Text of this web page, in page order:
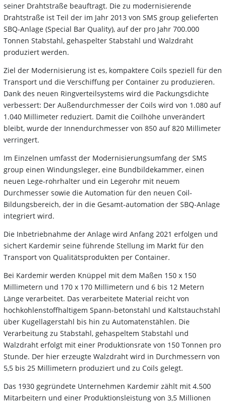
seiner Drahtstraße beauftragt. Die zu modernisierende
Drahtstraße ist Teil der im Jahr 2013 von SMS group gelieferten
SBQ-Anlage (Special Bar Quality), auf der pro Jahr 700.000
Tonnen Stabstahl, gehaspelter Stabstahl und Walzdraht
produziert werden.
Ziel der Modernisierung ist es, kompaktere Coils speziell für den
Transport und die Verschiffung per Container zu produzieren.
Dank des neuen Ringverteilsystems wird die Packungsdichte
verbessert: Der Außendurchmesser der Coils wird von 1.080 auf
1.040 Millimeter reduziert. Damit die Coilhöhe unverändert
bleibt, wurde der Innendurchmesser von 850 auf 820 Millimeter
verringert.
Im Einzelnen umfasst der Modernisierungsumfang der SMS
group einen Windungsleger, eine Bundbildekammer, einen
neuen Lege-rohrhalter und ein Legerohr mit neuem
Durchmesser sowie die Automation für den neuen Coil-
Bildungsbereich, der in die Gesamt-automation der SBQ-Anlage
integriert wird.
Die Inbetriebnahme der Anlage wird Anfang 2021 erfolgen und
sichert Kardemir seine führende Stellung im Markt für den
Transport von Qualitätsprodukten per Container.
Bei Kardemir werden Knüppel mit dem Maßen 150 x 150
Millimetern und 170 x 170 Millimetern und 6 bis 12 Metern
Länge verarbeitet. Das verarbeitete Material reicht von
hochkohlenstoffhaltigem Spann-betonstahl und Kaltstauchstahl
über Kugellagerstahl bis hin zu Automatenstählen. Die
Verarbeitung zu Stabstahl, gehaspeltem Stabstahl und
Walzdraht erfolgt mit einer Produktionsrate von 150 Tonnen pro
Stunde. Der hier erzeugte Walzdraht wird in Durchmessern von
5,5 bis 25 Millimetern produziert und zu Coils gelegt.
Das 1930 gegründete Unternehmen Kardemir zählt mit 4.500
Mitarbeitern und einer Produktionsleistung von 3,5 Millionen